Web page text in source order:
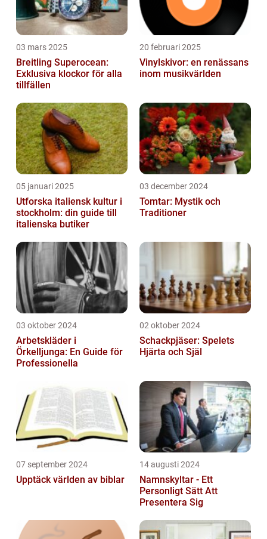
03 mars 2025
Breitling Superocean:
Exklusiva klockor för alla
tillfällen
20 februari 2025
Vinylskivor: en renässans
inom musikvärlden
05 januari 2025
Utforska italiensk kultur i
stockholm: din guide till
italienska butiker
03 december 2024
Tomtar: Mystik och
Traditioner
03 oktober 2024
Arbetskläder i
Örkelljunga: En Guide för
Professionella
02 oktober 2024
Schackpjäser: Spelets
Hjärta och Själ
07 september 2024
Upptäck världen av biblar
14 augusti 2024
Namnskyltar - Ett
Personligt Sätt Att
Presentera Sig